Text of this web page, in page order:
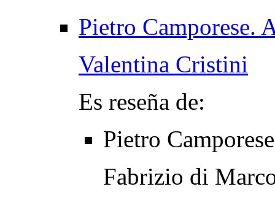
Pietro Camporese.
Valentina Cristini
Es reseña de:
Pietro
Fabrizio di